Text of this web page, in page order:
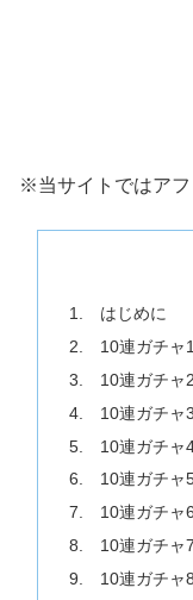
※当サイトではアフ
1. はじめに
2. 10連ガチャ
3. 10連ガチャ
4. 10連ガチャ
5. 10連ガチャ
6. 10連ガチャ
7. 10連ガチャ
8. 10連ガチャ
9. 10連ガチャ